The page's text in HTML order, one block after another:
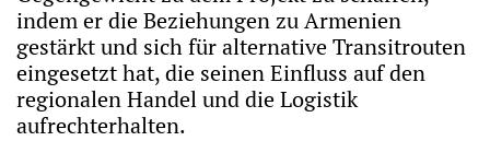
indem er die Beziehungen zu Armenien
gestärkt und sich für alternative Transitrouten
eingesetzt hat, die seinen Einfluss auf den
regionalen Handel und die Logistik
aufrechterhalten.